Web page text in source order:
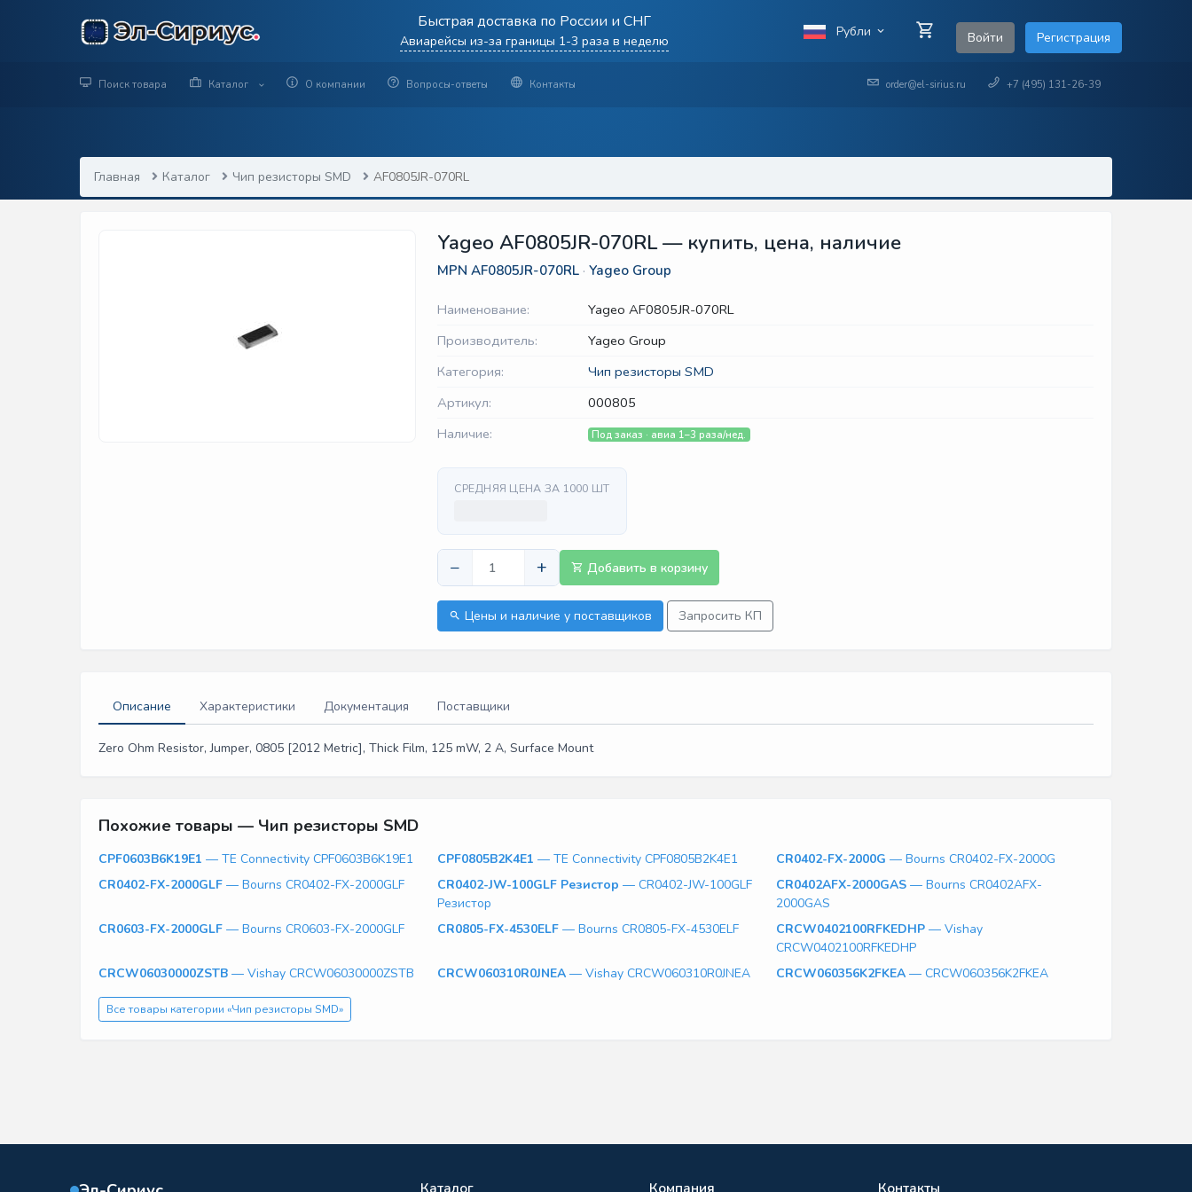
Быстрая доставка по России и СНГ
Авиарейсы из-за границы 1-3 раза в неделю
Рубли Войти Регистрация
Поиск товара Каталог О компании Вопросы-ответы Контакты order@el-sirius.ru +7 (495) 131-26-39
Главная Каталог Чип резисторы SMD AF0805JR-070RL
Yageo AF0805JR-070RL — купить, цена, наличие
MPN AF0805JR-070RL · Yageo Group
Наименование:
Yageo AF0805JR-070RL
Производитель:
Yageo Group
Категория:
Чип резисторы SMD
Артикул:
000805
Наличие:
Под заказ · авиа 1–3 раза/нед.
СРЕДНЯЯ ЦЕНА ЗА 1000 ШТ
− + Добавить в корзину
Цены и наличие у поставщиков Запросить КП
Описание Характеристики Документация Поставщики
Zero Ohm Resistor, Jumper, 0805 [2012 Metric], Thick Film, 125 mW, 2 A, Surface Mount
Похожие товары — Чип резисторы SMD
CPF0603B6K19E1 — TE Connectivity CPF0603B6K19E1 CPF0805B2K4E1 — TE Connectivity CPF0805B2K4E1 CR0402-FX-2000G — Bourns CR0402-FX-2000G
CR0402-FX-2000GLF — Bourns CR0402-FX-2000GLF CR0402-JW-100GLF Резистор — CR0402-JW-100GLF
Резистор
CR0402AFX-2000GAS — Bourns CR0402AFX-
2000GAS
CR0603-FX-2000GLF — Bourns CR0603-FX-2000GLF CR0805-FX-4530ELF — Bourns CR0805-FX-4530ELF CRCW0402100RFKEDHP — Vishay
CRCW0402100RFKEDHP
CRCW06030000ZSTB — Vishay CRCW06030000ZSTB CRCW060310R0JNEA — Vishay CRCW060310R0JNEA CRCW060356K2FKEA — CRCW060356K2FKEA
Все товары категории «Чип резисторы SMD»
Каталог Компания Контакты